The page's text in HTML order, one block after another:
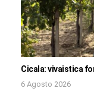
Cicala: vivaistica
6 Agosto 2026